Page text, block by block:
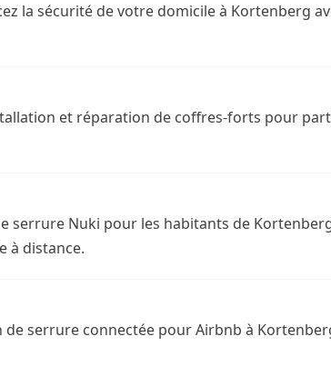
la sécurité de votre domicile à Kortenberg
et réparation de coffres-forts pour
serrure Nuki pour les habitants de
à distance.
de serrure connectée pour Airbnb à